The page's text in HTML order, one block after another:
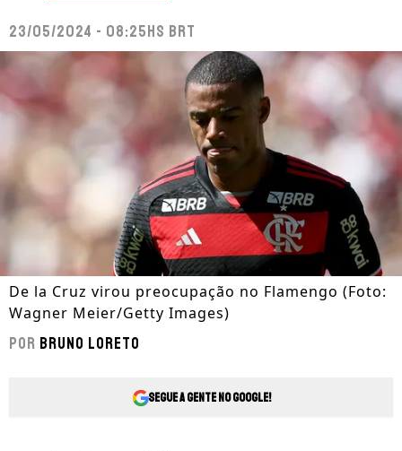
23/05/2024 - 08:25hs BRT
De la Cruz virou preocupação no Flamengo (Foto:
Wagner Meier/Getty Images)
Por Bruno Loreto
Segue a gente no Google!